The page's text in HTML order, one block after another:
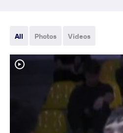
All Photos Videos